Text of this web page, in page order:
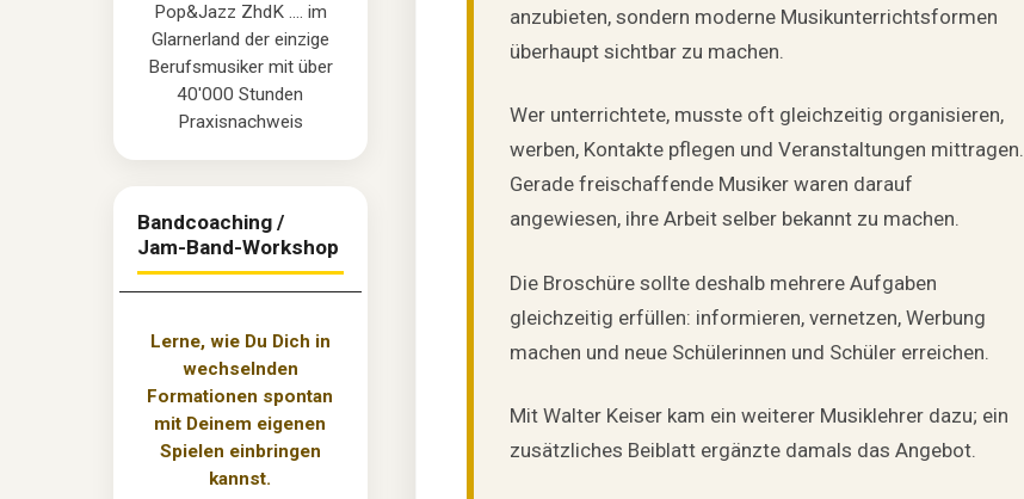
anzubieten, sondern moderne Musikunterrichtsformen
überhaupt sichtbar zu machen.
Wer unterrichtete, musste oft gleichzeitig organisieren,
werben, Kontakte pflegen und Veranstaltungen mittragen.
Gerade freischaffende Musiker waren darauf
angewiesen, ihre Arbeit selber bekannt zu machen.
Die Broschüre sollte deshalb mehrere Aufgaben
gleichzeitig erfüllen: informieren, vernetzen, Werbung
machen und neue Schülerinnen und Schüler erreichen.
Mit Walter Keiser kam ein weiterer Musiklehrer dazu; ein
zusätzliches Beiblatt ergänzte damals das Angebot.
Pop&Jazz ZhdK .... im
Glarnerland der einzige
Berufsmusiker mit über
40'000 Stunden
Praxisnachweis
Bandcoaching /
Jam-Band-Workshop
Lerne, wie Du Dich in
wechselnden
Formationen spontan
mit Deinem eigenen
Spielen einbringen
kannst.